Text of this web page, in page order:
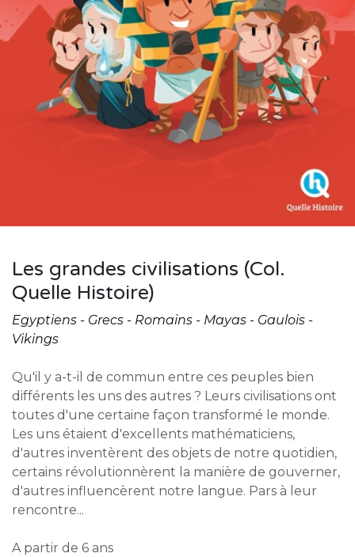
Les grandes civilisations (Col.
Quelle Histoire)
Egyptiens - Grecs - Romains - Mayas - Gaulois -
Vikings
Qu'il y a-t-il de commun entre ces peuples bien
différents les uns des autres ? Leurs civilisations ont
toutes d'une certaine façon transformé le monde.
Les uns étaient d'excellents mathématiciens,
d'autres inventèrent des objets de notre quotidien,
certains révolutionnèrent la manière de gouverner,
d'autres influencèrent notre langue. Pars à leur
rencontre...
A partir de 6 ans